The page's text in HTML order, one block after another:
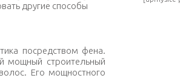
другие способы
посредством фена.
мощный строительный
Его мощностного